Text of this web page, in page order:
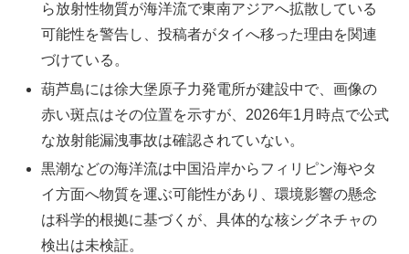
ら放射性物質が海洋流で東南アジアへ拡散している
可能性を警告し、投稿者がタイへ移った理由を関連
づけている。
葫芦島には徐大堡原子力発電所が建設中で、画像の
赤い斑点はその位置を示すが、2026年1月時点で公式
な放射能漏洩事故は確認されていない。
黒潮などの海洋流は中国沿岸からフィリピン海やタ
イ方面へ物質を運ぶ可能性があり、環境影響の懸念
は科学的根拠に基づくが、具体的な核シグネチャの
検出は未検証。